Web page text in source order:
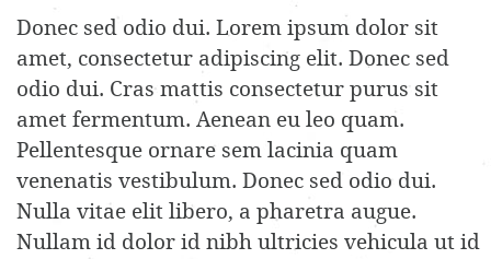
Donec sed odio dui. Lorem ipsum dolor sit
amet, consectetur adipiscing elit. Donec sed
odio dui. Cras mattis consectetur purus sit
amet fermentum. Aenean eu leo quam.
Pellentesque ornare sem lacinia quam
venenatis vestibulum. Donec sed odio dui.
Nulla vitae elit libero, a pharetra augue.
Nullam id dolor id nibh ultricies vehicula ut id